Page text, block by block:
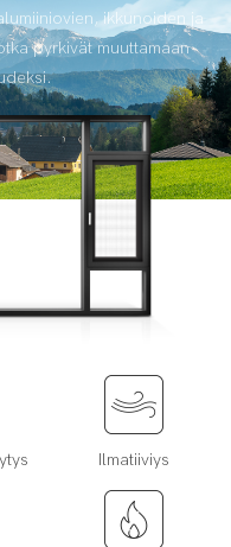
ikkunoiden ja
pyrkivät muuttamaan
Ilmatiiviys